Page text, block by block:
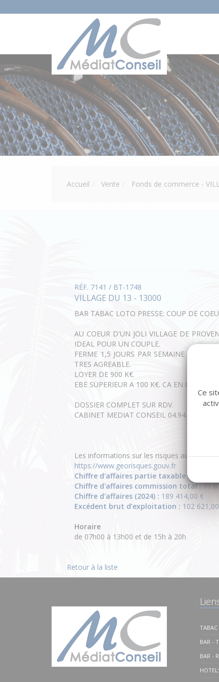
Accueil Vente Fonds de commerce -
RÉF. 7141 / BT-1748
VILLAGE DU 13 - 13000
BAR TABAC LOTO PRESSE: COUP DE
AU COEUR D'UN JOLI VILLAGE DE
IDEAL POUR UN COUPLE.
FERME 1,5 JOURS PAR SEMAINE ET LE
TRES AGREABLE.
LOYER DE 900 K€.
EBE SUPERIEUR A 100 K€. CA EN
DOSSIER COMPLET SUR RDV.
CABINET MEDIAT CONSEIL 04.94.58.55.35
Les informations sur les risques auxquels
https://www.georisques.gouv.fr
Chiffre d'affaires partie taxable total :
Chiffre d'affaires commission total :71
Chiffre d'affaires (2024) : 189 414,00 €
Excédent brut d’exploitation : 102
Horaire
de 07h00 à 13h00 et de 15h à 20h
Retour à la liste
TABAC
BAR -
BAR -
Ce